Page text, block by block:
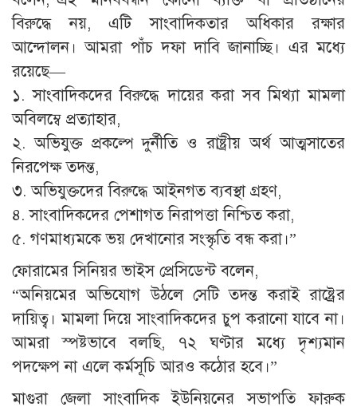
বিরুদ্ধে নয়, এটি সাংবাদিকতার অধিকার রক্ষার
আন্দোলন। আমরা পাঁচ দফা দাবি জানাচ্ছি। এর মধ্যে
রয়েছে—
১. সাংবাদিকদের বিরুদ্ধে দায়ের করা সব মিথ্যা মামলা
অবিলম্বে প্রত্যাহার,
২. অভিযুক্ত প্রকল্পে দুর্নীতি ও রাষ্ট্রীয় অর্থ আত্মসাতের
নিরপেক্ষ তদন্ত,
৩. অভিযুক্তদের বিরুদ্ধে আইনগত ব্যবস্থা গ্রহণ,
৪. সাংবাদিকদের পেশাগত নিরাপত্তা নিশ্চিত করা,
৫. গণমাধ্যমকে ভয় দেখানোর সংস্কৃতি বন্ধ করা।”
ফোরামের সিনিয়র ভাইস প্রেসিডেন্ট বলেন,
“অনিয়মের অভিযোগ উঠলে সেটি তদন্ত করাই রাষ্ট্রের
দায়িত্ব। মামলা দিয়ে সাংবাদিকদের চুপ করানো যাবে না।
আমরা স্পষ্টভাবে বলছি, ৭২ ঘণ্টার মধ্যে দৃশ্যমান
পদক্ষেপ না এলে কর্মসূচি আরও কঠোর হবে।”
মাগুরা জেলা সাংবাদিক ইউনিয়নের সভাপতি ফারুক